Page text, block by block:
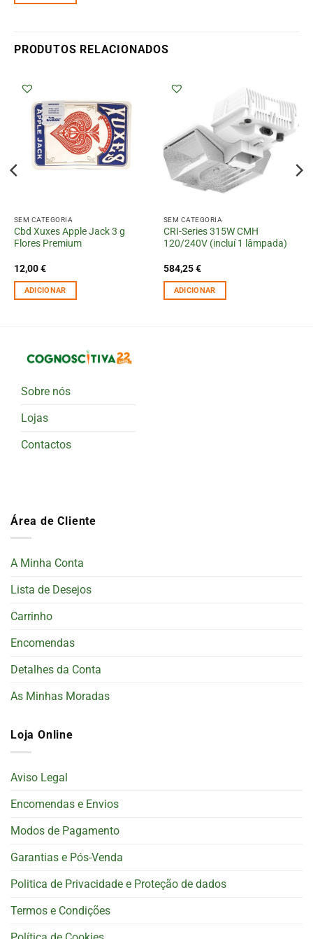
PRODUTOS RELACIONADOS
SEM CATEGORIA
Cbd Xuxes Apple Jack 3 g
Flores Premium
12,00€
ADICIONAR
SEM CATEGORIA
CRI-Series 315W CMH
120/240V (incluí 1 lâmpada)
584,25€
ADICIONAR
Sobre nós
Lojas
Contactos
Área de Cliente
A Minha Conta
Lista de Desejos
Carrinho
Encomendas
Detalhes da Conta
As Minhas Moradas
Loja Online
Aviso Legal
Encomendas e Envios
Modos de Pagamento
Garantias e Pós-Venda
Politica de Privacidade e Proteção de dados
Termos e Condições